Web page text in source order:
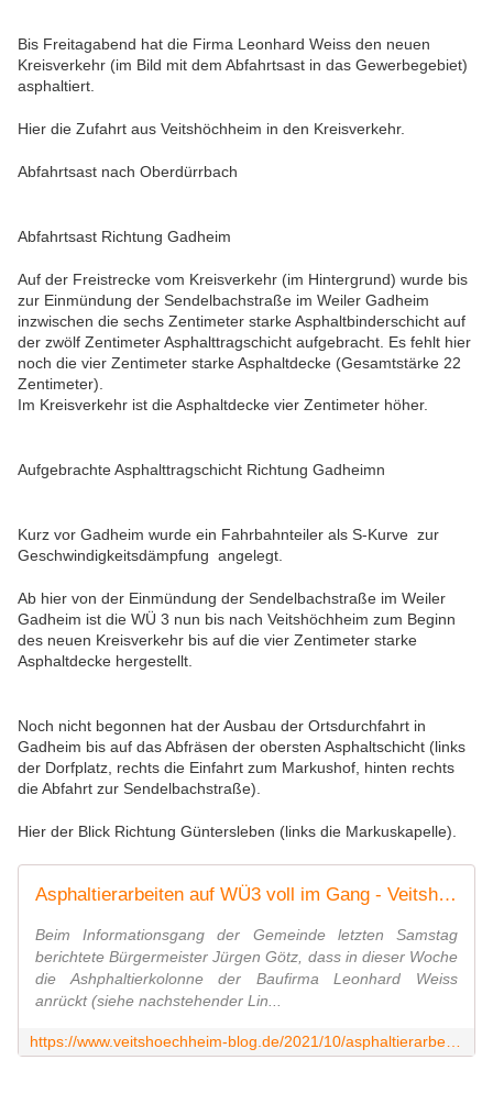
Bis Freitagabend hat die Firma Leonhard Weiss den neuen
Kreisverkehr (im Bild mit dem Abfahrtsast in das Gewerbegebiet)
asphaltiert.
Hier die Zufahrt aus Veitshöchheim in den Kreisverkehr.
Abfahrtsast nach Oberdürrbach
Abfahrtsast Richtung Gadheim
Auf der Freistrecke vom Kreisverkehr (im Hintergrund) wurde bis
zur Einmündung der Sendelbachstraße im Weiler Gadheim
inzwischen die sechs Zentimeter starke Asphaltbinderschicht auf
der zwölf Zentimeter Asphalttragschicht aufgebracht. Es fehlt hier
noch die vier Zentimeter starke Asphaltdecke (Gesamtstärke 22
Zentimeter).
Im Kreisverkehr ist die Asphaltdecke vier Zentimeter höher.
Aufgebrachte Asphalttragschicht Richtung Gadheimn
Kurz vor Gadheim wurde ein Fahrbahnteiler als S-Kurve zur
Geschwindigkeitsdämpfung angelegt.
Ab hier von der Einmündung der Sendelbachstraße im Weiler
Gadheim ist die WÜ 3 nun bis nach Veitshöchheim zum Beginn
des neuen Kreisverkehr bis auf die vier Zentimeter starke
Asphaltdecke hergestellt.
Noch nicht begonnen hat der Ausbau der Ortsdurchfahrt in
Gadheim bis auf das Abfräsen der obersten Asphaltschicht (links
der Dorfplatz, rechts die Einfahrt zum Markushof, hinten rechts
die Abfahrt zur Sendelbachstraße).
Hier der Blick Richtung Güntersleben (links die Markuskapelle).
Asphaltierarbeiten auf WÜ3 voll im Gang - Veitshöchheim News
Beim Informationsgang der Gemeinde letzten Samstag
berichtete Bürgermeister Jürgen Götz, dass in dieser Woche
die Ashphaltierkolonne der Baufirma Leonhard Weiss
anrückt (siehe nachstehender Lin...